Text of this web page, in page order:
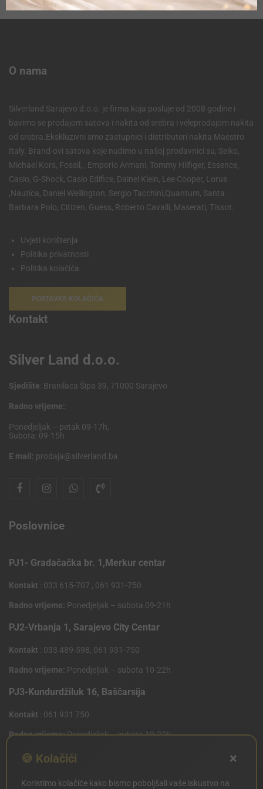
O nama
Silverland Sarajevo d.o.o. je firma koja posluje od 2008 godine i
bavimo se prodajom satova i nakita od srebra i veleprodajom nakita
od srebra.Ekskluzivni smo zastupnici i distributeri nakita Maestro
Italy. Brand-ovi satova koje nudimo u našoj prodavnici su, Seiko,
Michael Kors, Fossil, , Emporio Armani, Tommy Hilfiger, Essence,
Casio, G-Shock, Casio Edifice, Dainel Klein, Lee Cooper, Lorus
,Nautica, Daniel Wellington, Sergio Tacchini,Quantum, Santa
Barbara Polo, Citizen, Guess, Roberto Cavalli, Maserati, Tissot.
Uvjeti korištenja
Politika privatnosti
Politika kolačića
POSTAVKE KOLAČIĆA
Kontakt
Silver Land d.o.o.
Sjedište: Branilaca Šipa 39, 71000 Sarajevo
Radno vrijeme:
Ponedjeljak – petak 09-17h,
Subota: 09-15h
E mail: prodaja@silverland.ba
Poslovnice
PJ1- Gradačačka br. 1,Merkur centar
Kontakt : 033 615-707 , 061 931-750
Radno vrijeme: Ponedjeljak – subota 09-21h
PJ2-Vrbanja 1, Sarajevo City Centar
Kontakt : 033 489-598, 061 931-750
Radno vrijeme: Ponedjeljak – subota 10-22h
PJ3-Kundurdžiluk 16, Baščarsija
Kontakt : 061 931 750
Radno vrijeme:Ponedjeljak – subota 10-22h
PJ4 West Gate,Mostarsko raskrsce 10 (Penny Plus
🍪 Kolačići ×
Koristimo kolačiće kako bismo poboljšali vaše iskustvo na